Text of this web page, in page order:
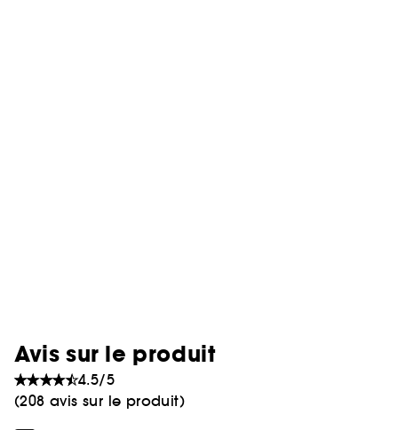
Avis sur le produit
4.5/5
(208 avis sur le produit)